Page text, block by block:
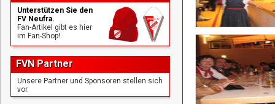
Unterstützen Sie den
FV Neufra.
Fan-Artikel gibt es hier
im Fan-Shop!
FVN Partner
Unsere Partner und Sponsoren stellen sich
vor.